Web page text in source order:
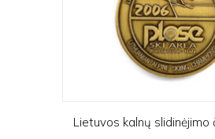
Lietuvos kalnų slidinėjimo